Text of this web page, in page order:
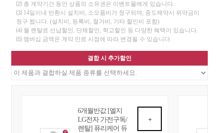
⑵ 총 계약기간 동안 상품의 소유권은 이벤트몰에게 있습니다.
⑶ 14일이내 반환시 설치비, 소모품비가 청구되며, 중도해약시 위약금이
청구 됩니다. (설치비, 등록비, 철거비, 기타 할인비 포함)
⑷ 월 렌탈료 선납할인, 단체할인, 학교할인 등 다양한 혜택이 있습니다.
⑸ 맴버십 금액은 계약 만료 시점에 따라 변경될 수 있습니다.
결합 시 추가할인
6개월반값 [엘지
LG전자 가전구독/
렌탈] 퓨리케어 듀
+